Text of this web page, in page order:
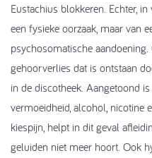
Eustachius blokkeren. Echter,
een fysieke oorzaak, maar van
psychosomatische
gehoorverlies dat is ontstaan
in de discotheek. Aangetoond
vermoeidheid, alcohol, nicotine
kiespijn, helpt in dit geval
geluiden niet meer hoort. Ook